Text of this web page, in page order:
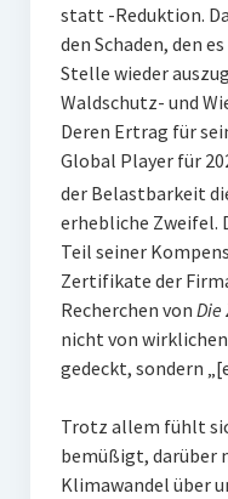
statt -Reduktion.
den Schaden, den
Stelle wieder
Waldschutz- und
Deren Ertrag für
Global Player für
der Belastbarkeit
erhebliche Zweifel.
Teil seiner
Zertifikate der
Recherchen von Die
nicht von
gedeckt, sondern
Trotz allem fühlt
bemüßigt, darüber
Klimawandel über